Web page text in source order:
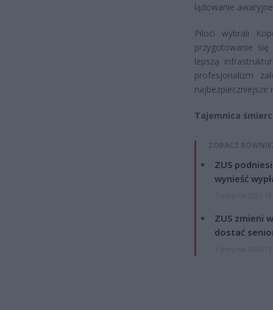
lądowanie
Piloci wybrali
przygotowanie
lepszą
profesjonalizm
najbezpieczniejsze
Tajemnica
ZOBACZ
ZUS
wynieść
ZUS zmieni
dostać